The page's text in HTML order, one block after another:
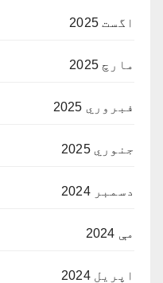
اگست 2025
مارچ 2025
فبروري 2025
جنوري 2025
دسمبر 2024
مې 2024
اپریل 2024